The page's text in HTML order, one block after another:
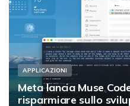
APPLICAZIONI
Meta lancia Muse
risparmiare sullo